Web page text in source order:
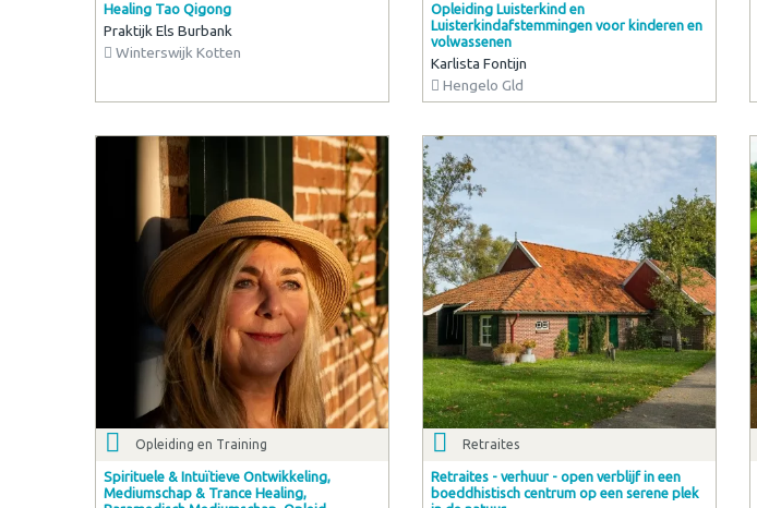
Healing Tao Qigong
Praktijk Els Burbank
Winterswijk Kotten
Opleiding Luisterkind en
Luisterkindafstemmingen voor kinderen en
volwassenen
Karlista Fontijn
Hengelo Gld
Opleiding en Training
Spirituele & Intuïtieve Ontwikkeling,
Mediumschap & Trance Healing,
Retraites
Retraites - verhuur - open verblijf in een
boeddhistisch centrum op een serene plek